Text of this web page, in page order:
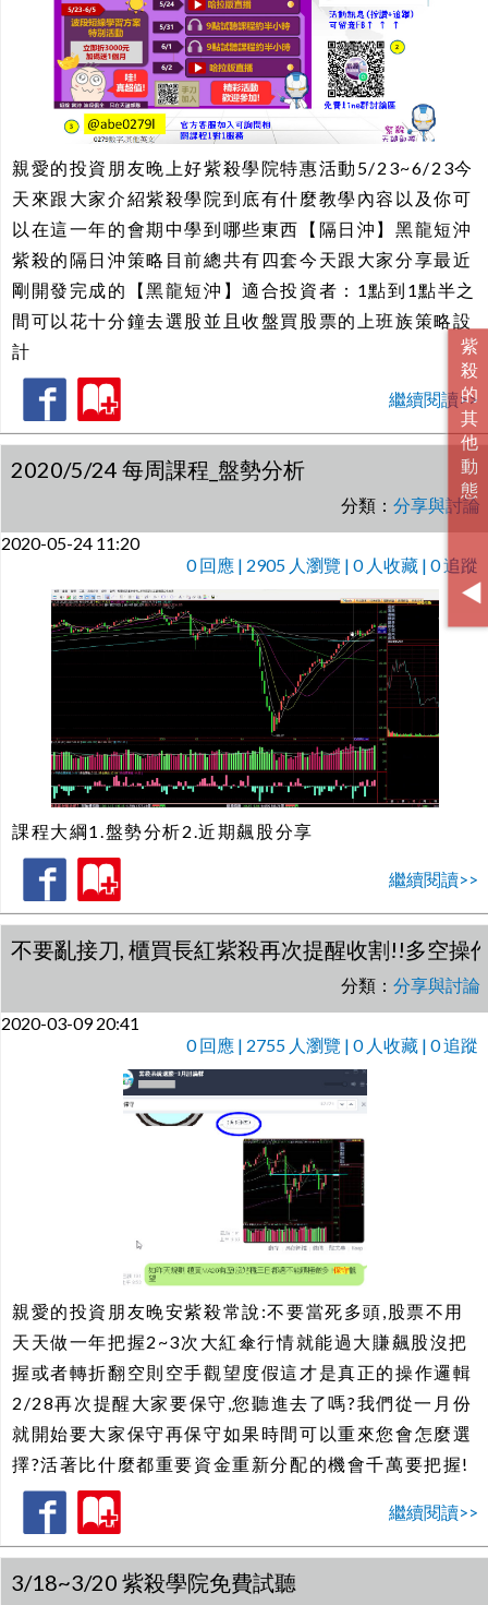
親愛的投資朋友晚上好紫殺學院特惠活動5/23~6/23今
天來跟大家介紹紫殺學院到底有什麼教學內容以及你可
以在這一年的會期中學到哪些東西【隔日沖】黑龍短沖
紫殺的隔日沖策略目前總共有四套今天跟大家分享最近
剛開發完成的【黑龍短沖】適合投資者：1點到1點半之
間可以花十分鐘去選股並且收盤買股票的上班族策略設
計
繼續閱讀>>
2020/5/24 每周課程_盤勢分析
分類： 分享與討論
2020-05-24 11:20
0回應 | 2905 人瀏覽 | 0 人收藏 | 0 追蹤
課程大綱1.盤勢分析2.近期飆股分享
繼續閱讀>>
不要亂接刀, 櫃買長紅紫殺再次提醒收割!!多空操
分類： 分享與討論
2020-03-09 20:41
0回應 | 2755 人瀏覽 | 0 人收藏 | 0 追蹤
親愛的投資朋友晚安紫殺常說:不要當死多頭,股票不用
天天做一年把握2~3次大紅傘行情就能過大賺飆股沒把
握或者轉折翻空則空手觀望度假這才是真正的操作邏輯
2/28再次提醒大家要保守,您聽進去了嗎?我們從一月份
就開始要大家保守再保守如果時間可以重來您會怎麼選
擇?活著比什麼都重要資金重新分配的機會千萬要把握!
繼續閱讀>>
3/18~3/20 紫殺學院免費試聽